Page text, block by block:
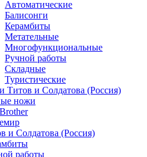
Автоматические
Балисонги
Керамбиты
Метательные
Многофункциональные
Ручной работы
Складные
Туристические
Титов и Солдатова (Россия)
ножи
и Солдатова (Россия)
работы